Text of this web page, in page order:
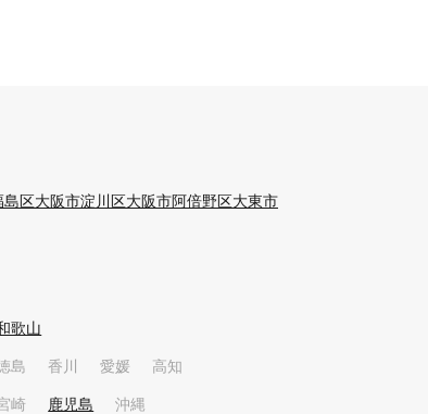
島区大阪市淀川区大阪市阿倍野区大東市
歌山
島 香川 愛媛 高知
崎 鹿児島 沖縄